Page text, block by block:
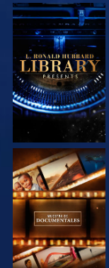
EXPLORA LAS
SERIES
EXPLORA LAS
SERIES